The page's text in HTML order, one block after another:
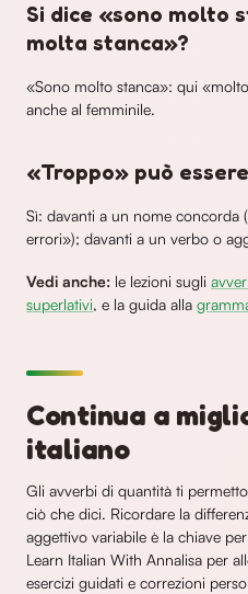
Si dice «sono molto
molta stanca»?
«Sono molto stanca»: qui
anche al femminile.
«Troppo» può
Sì: davanti a un nome concorda
errori»); davanti a un verbo o
Vedi anche: le lezioni sugli
superlativi, e la guida alla
Continua a
italiano
Gli avverbi di quantità ti
ciò che dici. Ricordare la
aggettivo variabile è la chiave
Learn Italian With Annalisa per
esercizi guidati e correzioni